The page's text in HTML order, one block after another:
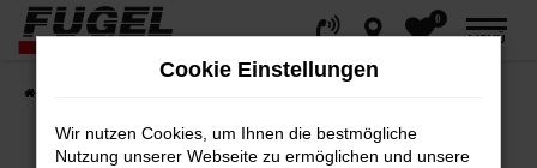
Zum
Hauptinhalt
springen
0
MENÜ
Cookie Einstellungen
Wir nutzen Cookies, um Ihnen die bestmögliche
Nutzung unserer Webseite zu ermöglichen und unsere